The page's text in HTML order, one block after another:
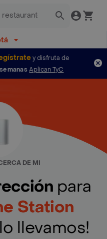
y disfruta de
Aplican TyC
DE MI
para
Station
llevamos!